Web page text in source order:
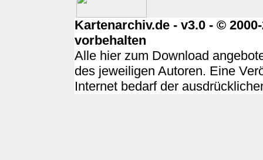
Kartenarchiv.de - v3.0 - ©
vorbehalten
Alle hier zum Download
des jeweiligen Autoren. Eine
Internet bedarf der